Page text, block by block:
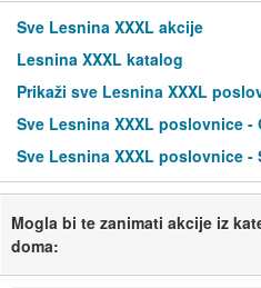
Sve Lesnina XXXL akcije
Lesnina XXXL katalog
Prikaži sve Lesnina XXXL
Sve Lesnina XXXL poslovnice -
Sve Lesnina XXXL poslovnice -
Mogla bi te zanimati akcije iz
doma: